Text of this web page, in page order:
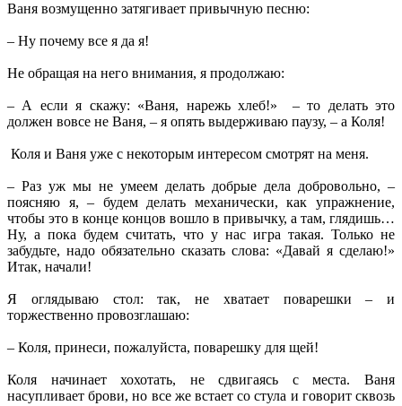
Ваня возмущенно затягивает привычную песню:
– Ну почему все я да я!
Не обращая на него внимания, я продолжаю:
– А если я скажу: «Ваня, нарежь хлеб!» – то делать это
должен вовсе не Ваня, – я опять выдерживаю паузу, – а Коля!
Коля и Ваня уже с некоторым интересом смотрят на меня.
– Раз уж мы не умеем делать добрые дела добровольно, –
поясняю я, – будем делать механически, как упражнение,
чтобы это в конце концов вошло в привычку, а там, глядишь…
Ну, а пока будем считать, что у нас игра такая. Только не
забудьте, надо обязательно сказать слова: «Давай я сделаю!»
Итак, начали!
Я оглядываю стол: так, не хватает поварешки – и
торжественно провозглашаю:
– Коля, принеси, пожалуйста, поварешку для щей!
Коля начинает хохотать, не сдвигаясь с места. Ваня
насупливает брови, но все же встает со стула и говорит сквозь